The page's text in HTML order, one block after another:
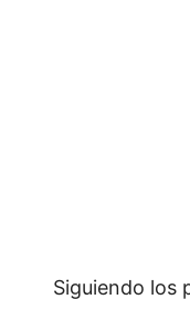
Siguiendo los